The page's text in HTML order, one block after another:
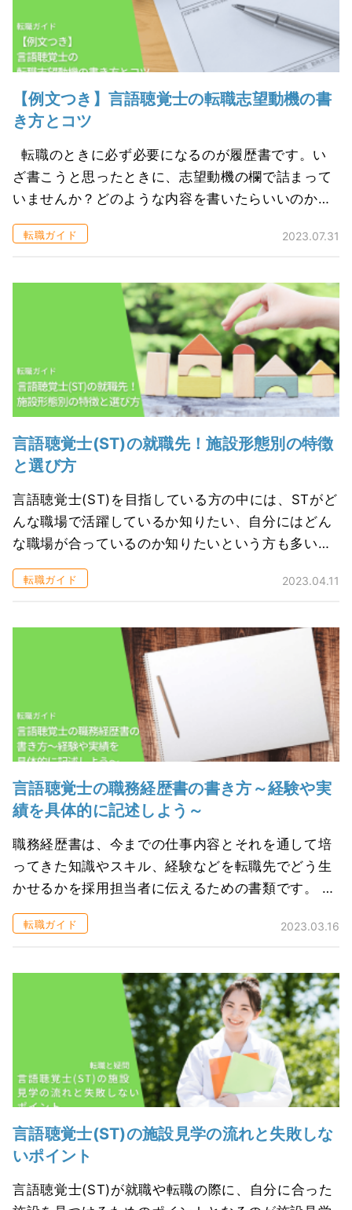
【例文つき】言語聴覚士の転職志望動機の書
き方とコツ
転職のときに必ず必要になるのが履歴書です。い
ざ書こうと思ったときに、志望動機の欄で詰まって
いませんか？どのような内容を書いたらいいのか、
実際に採用担当者は志望動機をどこまで重視してい
るのか気になりますね。これから転職...
転職ガイド 2023.07.31
言語聴覚士(ST)の就職先！施設形態別の特徴
と選び方
言語聴覚士(ST)を目指している方の中には、STがど
んな職場で活躍しているか知りたい、自分にはどん
な職場が合っているのか知りたいという方も多いの
ではないでしょうか。 一般的に「リハビリ」と聞く
と病院でのリハビリを想像する...
転職ガイド 2023.04.11
言語聴覚士の職務経歴書の書き方～経験や実
績を具体的に記述しよう～
職務経歴書は、今までの仕事内容とそれを通して培
ってきた知識やスキル、経験などを転職先でどう生
かせるかを採用担当者に伝えるための書類です。 S
Tはリハビリの効果や実績を数字として示しにくい
分野ですので、どのような経験をどう...
転職ガイド 2023.03.16
言語聴覚士(ST)の施設見学の流れと失敗しな
いポイント
言語聴覚士(ST)が就職や転職の際に、自分に合った